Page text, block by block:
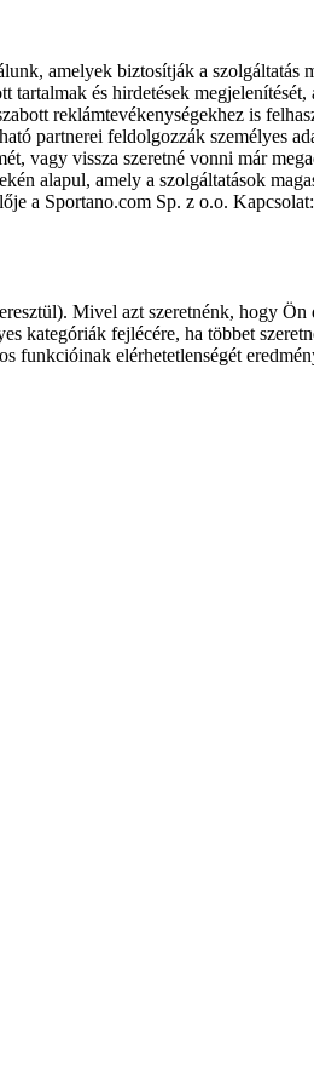
amelyek biztosítják a szolgáltatás
tartalmak és hirdetések
reklámtevékenységekhez is
partnerei feldolgozzák személyes
vagy vissza szeretné vonni már
alapul, amely a szolgáltatások
a Sportano.com Sp. z o.o. Kapcsolat:
Mivel azt szeretnénk, hogy Ön
kategóriák fejlécére, ha többet
funkcióinak elérhetetlenségét